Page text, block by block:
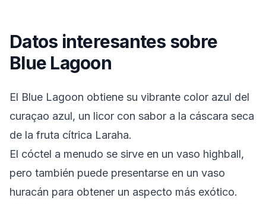
Datos interesantes sobre
Blue Lagoon
El Blue Lagoon obtiene su vibrante color azul del
curaçao azul, un licor con sabor a la cáscara seca
de la fruta cítrica Laraha.
El cóctel a menudo se sirve en un vaso highball,
pero también puede presentarse en un vaso
huracán para obtener un aspecto más exótico.